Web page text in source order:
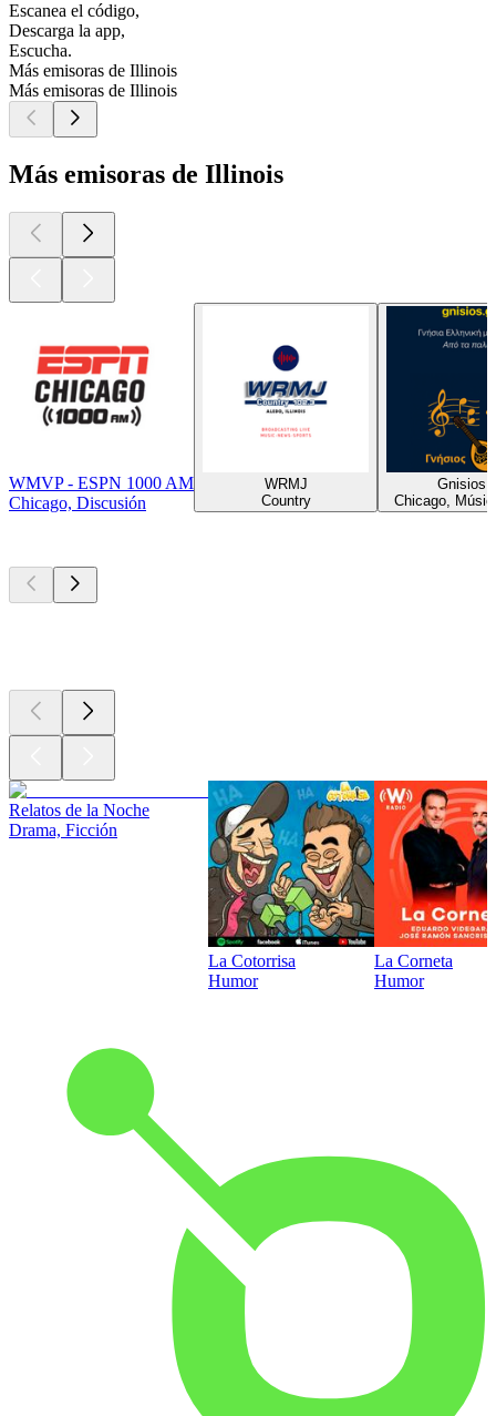
Escanea el código,
Descarga la app,
Escucha.
Más emisoras de Illinois
Más emisoras de Illinois
Más emisoras de Illinois
WMVP - ESPN 1000 AM
Chicago, Discusión
WRMJ
Country
Chicago,
Relatos de la Noche
Drama, Ficción
La Cotorrisa
Humor
La Corneta
Humor